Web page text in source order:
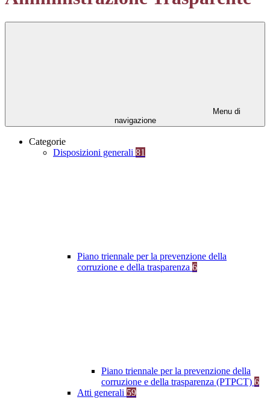
Menu di
navigazione
Categorie
Disposizioni generali 81
Piano triennale per la prevenzione della
corruzione e della trasparenza 6
Piano triennale per la prevenzione della
corruzione e della trasparenza (PTPCT) 6
Atti generali 59